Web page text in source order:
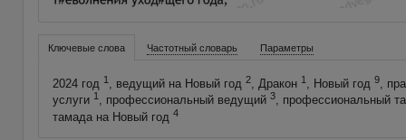
Ключевые слова Частотный словарь Параметры
2024 год 1, ведущий на Новый год 2, Дракон 1, Новый год 9,
услуги 1, профессиональный ведущий 3, профессиональный
тамада на Новый год 4